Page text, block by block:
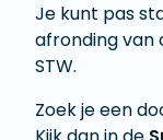
Je kunt pas
afronding van
STW.
Zoek je een